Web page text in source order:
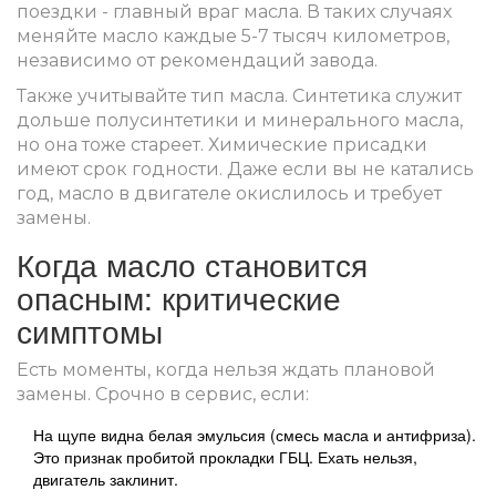
поездки - главный враг масла. В таких случаях
меняйте масло каждые 5-7 тысяч километров,
независимо от рекомендаций завода.
Также учитывайте тип масла. Синтетика служит
дольше полусинтетики и минерального масла,
но она тоже стареет. Химические присадки
имеют срок годности. Даже если вы не катались
год, масло в двигателе окислилось и требует
замены.
Когда масло становится
опасным: критические
симптомы
Есть моменты, когда нельзя ждать плановой
замены. Срочно в сервис, если:
На щупе видна белая эмульсия (смесь масла и антифриза).
Это признак пробитой прокладки ГБЦ. Ехать нельзя,
двигатель заклинит.